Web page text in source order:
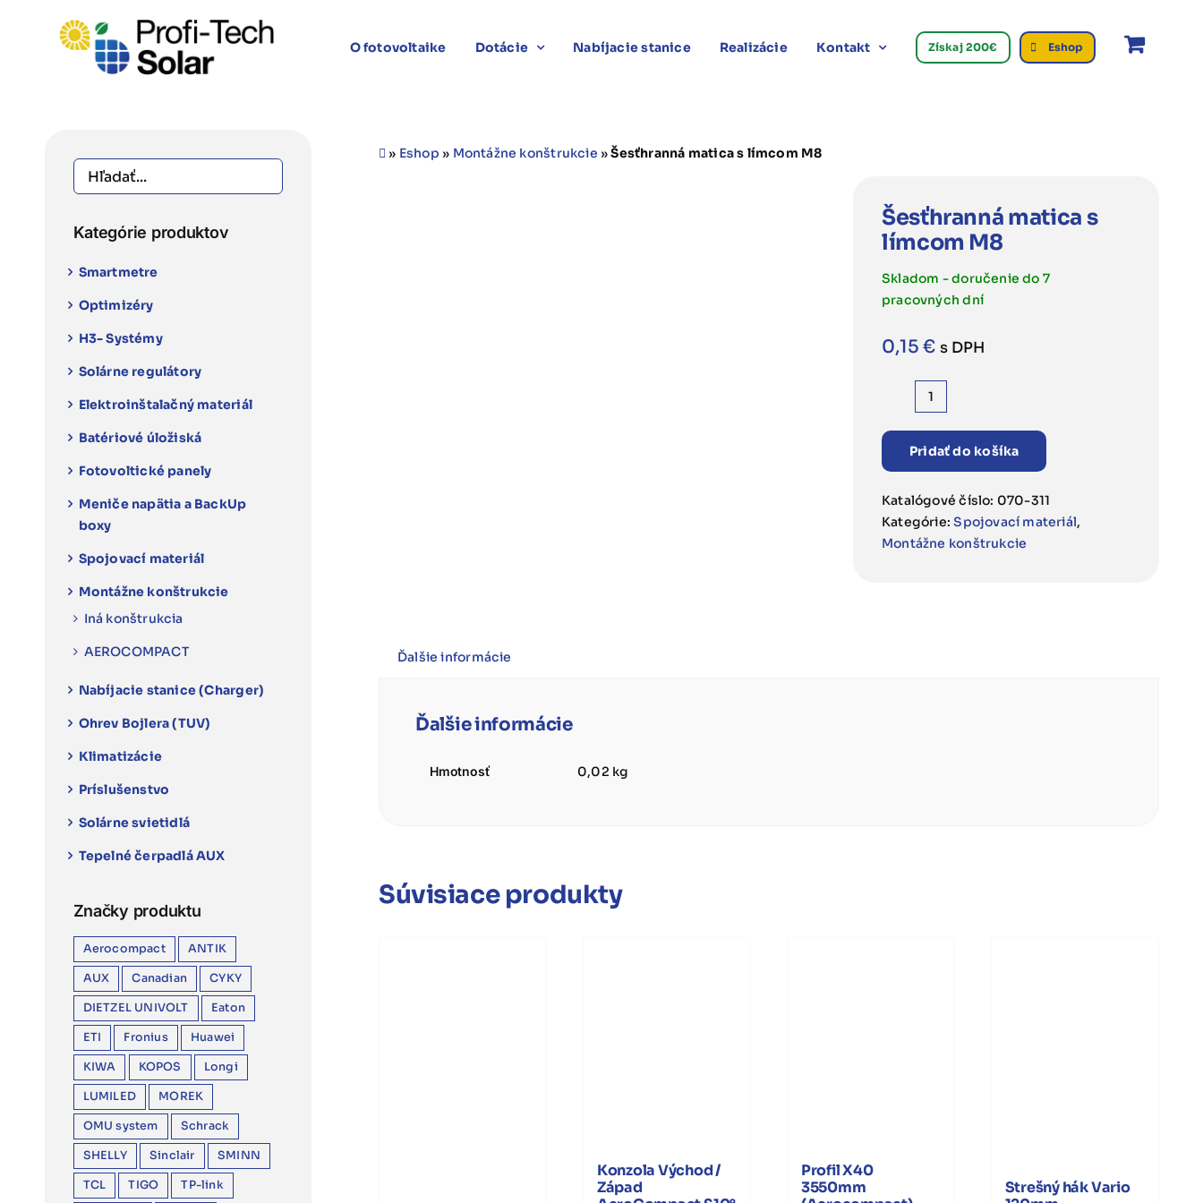
O fotovoltaike Dotácie Nabíjacie stanice Realizácie Kontakt Získaj 200€ Eshop
» Eshop » Montážne konštrukcie »Šesťhranná matica s límcom M8
Šesťhranná matica s
límcom M8
Skladom - doručenie do 7
pracovných dní
0,15€ s DPH
množstvo
Šesťhranná
matica
s
límcom
M8
Pridať do košíka
Katalógové číslo: 070-311
Kategórie:Spojovací materiál,
Montážne konštrukcie
Ďalšie informácie
Ďalšie informácie
Hmotnosť 0,02 kg
Súvisiace produkty
Konzola Východ /
Západ
Profil X40
3550mm
Strešný hák Vario
Kategórie produktov
Smartmetre
Optimizéry
H3- Systémy
Solárne regulátory
Elektroinštalačný materiál
Batériové úložiská
Fotovoltické panely
Meniče napätia a BackUp
boxy
Spojovací materiál
Montážne konštrukcie
Iná konštrukcia
AEROCOMPACT
Nabíjacie stanice (Charger)
Ohrev Bojlera (TUV)
Klimatizácie
Príslušenstvo
Solárne svietidlá
Tepelné čerpadlá AUX
Značky produktu
Aerocompact ANTIK
AUX Canadian CYKY
DIETZEL UNIVOLT Eaton
ETI Fronius Huawei
KIWA KOPOS Longi
LUMILED MOREK
OMU system Schrack
SHELLY Sinclair SMINN
TCL TIGO TP-link